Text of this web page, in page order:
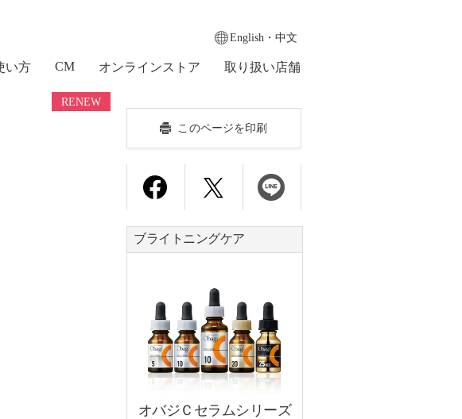
English・中文
い方 CM オンラインストア 取り扱い店舗
RENEW
このページを印刷
ブライトニングケア
オバジＣセラムシリーズ